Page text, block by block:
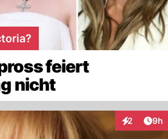
feiert
nicht
2 9h